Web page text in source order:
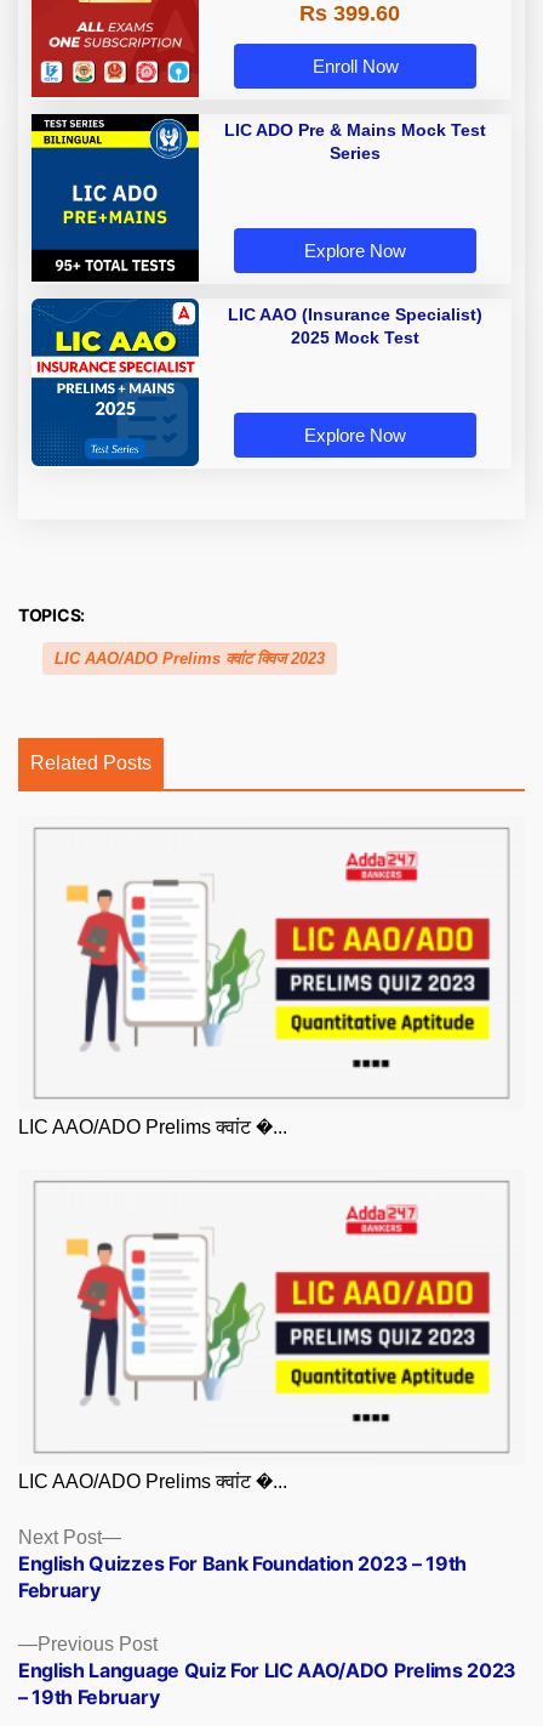
Rs 399.60
Enroll Now
LIC ADO Pre & Mains Mock Test
Series
Explore Now
LIC AAO (Insurance Specialist)
2025 Mock Test
Explore Now
TOPICS:
LIC AAO/ADO Prelims क्वांट क्विज 2023
Related Posts
LIC AAO/ADO Prelims क्वांट �...
LIC AAO/ADO Prelims क्वांट �...
Posts
navigation
Previous PostPrevious
post:
English Language Quiz For LIC AAO/ADO Prelims 2023
– 19th February
Next Post
Next
post:
English Quizzes For Bank Foundation 2023 – 19th
February